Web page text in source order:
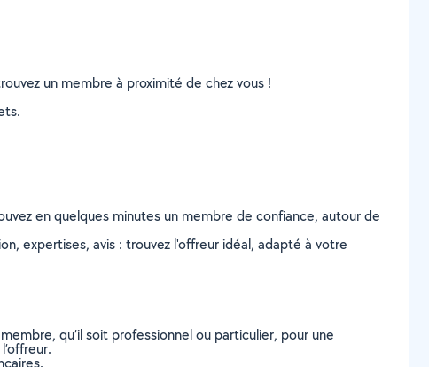
un membre à proximité de chez vous !
en quelques minutes un membre de confiance, autour de
expertises, avis : trouvez l'offreur idéal, adapté à votre
qu’il soit professionnel ou particulier, pour une